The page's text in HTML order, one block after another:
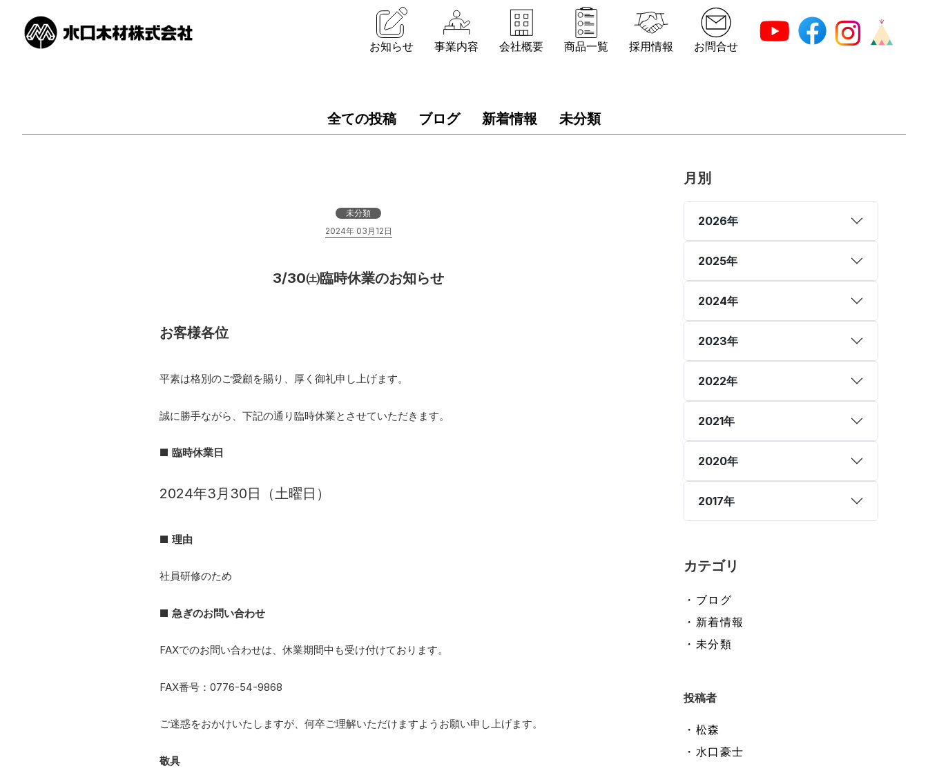
お知らせ 事業内容 会社概要 商品一覧 採用情報 お問合せ
全ての投稿 ブログ 新着情報 未分類
未分類
2024年 03月12日
3/30㈯臨時休業のお知らせ
お客様各位
平素は格別のご愛顧を賜り、厚く御礼申し上げます。
誠に勝手ながら、下記の通り臨時休業とさせていただきます。
■ 臨時休業日
2024年3月30日（土曜日）
■ 理由
社員研修のため
■ 急ぎのお問い合わせ
FAXでのお問い合わせは、休業期間中も受け付けております。
FAX番号：0776-54-9868
ご迷惑をおかけいたしますが、何卒ご理解いただけますようお願い申し上げます。
敬具
月別
2026年
2025年
2024年
2023年
2022年
2021年
2020年
2017年
カテゴリ
・ブログ
・新着情報
・未分類
投稿者
・松森
・水口豪士